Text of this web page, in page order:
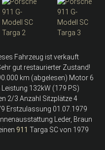
Fahrzeug ist verkauft
gut restaurierter Zustand!
km (abgelesen) Motor 6
132kW (179 PS)
2/3 Anzahl Sitzplätze 4
Erstzulassung 01.07.1979
Leder, Braun
911 Targa SC von 1979